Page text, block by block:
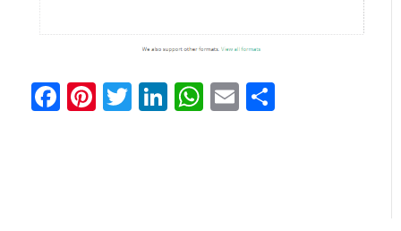
Facebook
Pinterest
Twitter
LinkedIn
WhatsApp
Email